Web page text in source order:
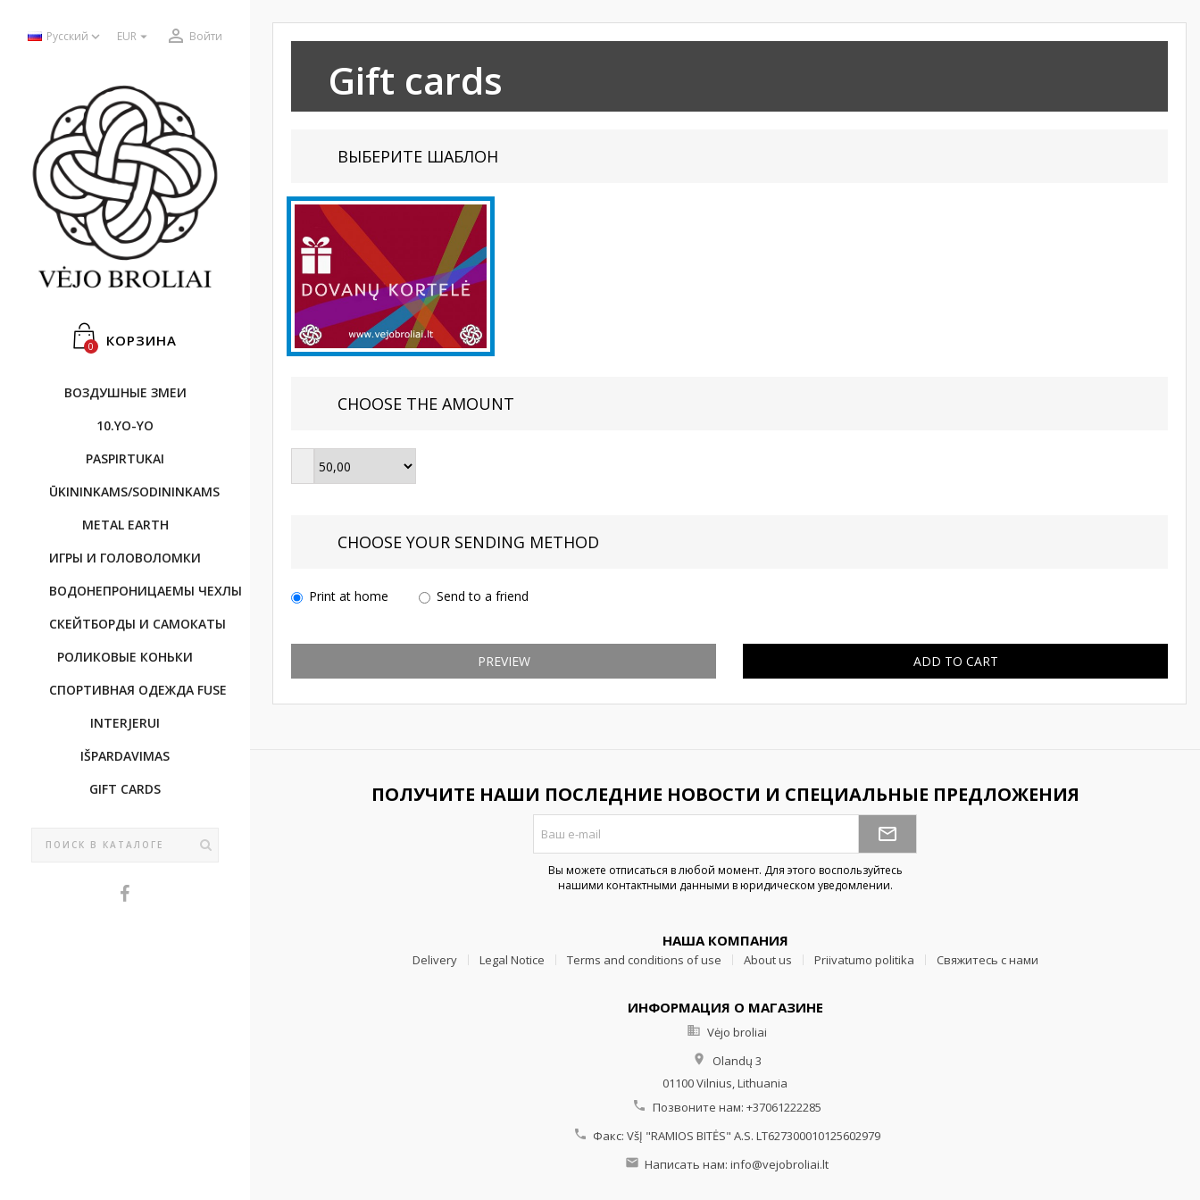
Русский  EUR   Войти
КОРЗИНА
0
ВОЗДУШНЫЕ ЗМЕИ
10.YO-YO
PASPIRTUKAI
ŪKININKAMS/SODININKAMS
METAL EARTH
ИГРЫ И ГОЛОВОЛОМКИ
BОДОНЕПРОНИЦАЕМЫ ЧЕХЛЫ
CКЕЙТБОРДЫ И САМОКАТЫ
РОЛИКОВЫЕ КОНЬКИ
CПОРТИВНAЯ OДЕЖДА FUSE
INTERJERUI
IŠPARDAVIMAS
GIFT CARDS
Gift cards
ВЫБЕРИТЕ ШАБЛОН
CHOOSE THE AMOUNT
CHOOSE YOUR SENDING METHOD
Print at home Send to a friend
PREVIEW ADD TO CART
ПОЛУЧИТЕ НАШИ ПОСЛЕДНИЕ НОВОСТИ И СПЕЦИАЛЬНЫЕ ПРЕДЛОЖЕНИЯ
Вы можете отписаться в любой момент. Для этого воспользуйтесь
нашими контактными данными в юридическом уведомлении.
НАША КОМПАНИЯ
Delivery Legal Notice Terms and conditions of use About us Priivatumo politika Свяжитесь с нами
ИНФОРМАЦИЯ О МАГАЗИНЕ
 Vėjo broliai

Olandų 3
01100 Vilnius,Lithuania
 Позвоните нам: +37061222285
 Факс: VšĮ "RAMIOS BITĖS" A.S. LT627300010125602979
 Написать нам: info@vejobroliai.lt